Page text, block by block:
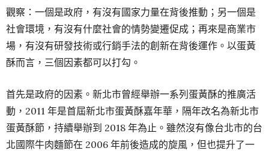
觀察：一個是政府，有沒有國家力量在背後推動；另一個是
社會環境，有沒有什麼社會的情勢變遷促成；再來是商業市
場，有沒有研發技術或行銷手法的創新在背後運作。以蛋黃
酥而言，三個因素都可以打勾。
首先是政府的因素。新北市曾經舉辦一系列蛋黃酥的推廣活
動，2011 年是首屆新北市蛋黃酥嘉年華，隔年改名為新北市
蛋黃酥節，持續舉辦到 2018 年為止。雖然沒有像台北市的台
北國際牛肉麵節在 2006 年前後造成的旋風，但也提升了一